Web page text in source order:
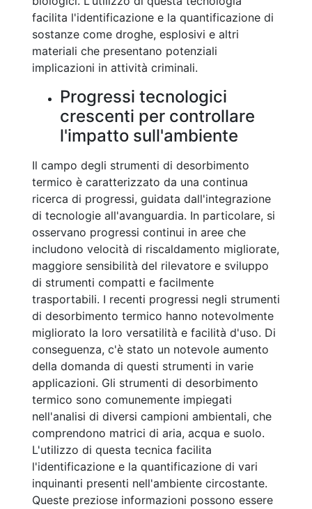
facilita l'identificazione e la quantificazione di
sostanze come droghe, esplosivi e altri
materiali che presentano potenziali
implicazioni in attività criminali.
Progressi tecnologici
crescenti per controllare
l'impatto sull'ambiente
Il campo degli strumenti di desorbimento
termico è caratterizzato da una continua
ricerca di progressi, guidata dall'integrazione
di tecnologie all'avanguardia. In particolare, si
osservano progressi continui in aree che
includono velocità di riscaldamento migliorate,
maggiore sensibilità del rilevatore e sviluppo
di strumenti compatti e facilmente
trasportabili. I recenti progressi negli strumenti
di desorbimento termico hanno notevolmente
migliorato la loro versatilità e facilità d'uso. Di
conseguenza, c'è stato un notevole aumento
della domanda di questi strumenti in varie
applicazioni. Gli strumenti di desorbimento
termico sono comunemente impiegati
nell'analisi di diversi campioni ambientali, che
comprendono matrici di aria, acqua e suolo.
L'utilizzo di questa tecnica facilita
l'identificazione e la quantificazione di vari
inquinanti presenti nell'ambiente circostante.
Queste preziose informazioni possono essere